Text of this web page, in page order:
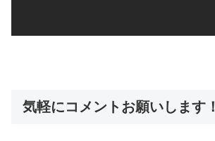
気軽にコメントお願いします